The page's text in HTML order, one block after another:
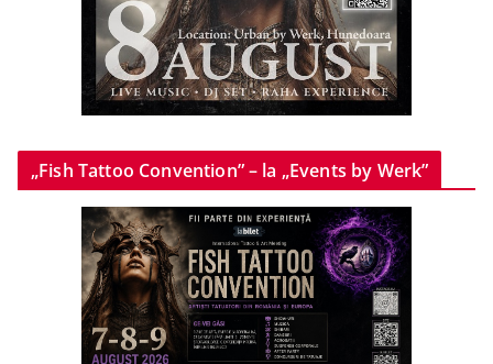
„Fish Tattoo Convention” – la „Events by Werk”